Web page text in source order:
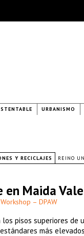
URBANISMO
Y RECICLAJES REINO
en Maida Vale
– DPAW
los pisos superiores
más